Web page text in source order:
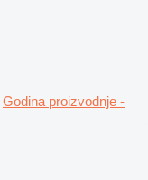
Godina proizvodnje -